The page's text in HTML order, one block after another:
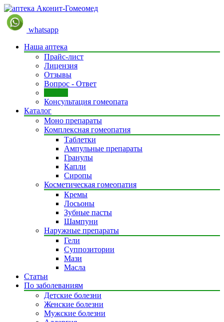
whatsapp
Наша аптека
Прайс-лист
Лицензия
Отзывы
Вопрос - Ответ
Консультация гомеопата
Каталог
Моно препараты
Комплексная гомеопатия
Таблетки
Ампульные препараты
Гранулы
Капли
Сиропы
Косметическая гомеопатия
Кремы
Лосьоны
Зубные пасты
Шампуни
Наружные препараты
Гели
Суппозитории
Мази
Масла
Статьи
По заболеваниям
Детские болезни
Женские болезни
Мужские болезни